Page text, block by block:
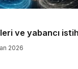
ve yabancı
2026